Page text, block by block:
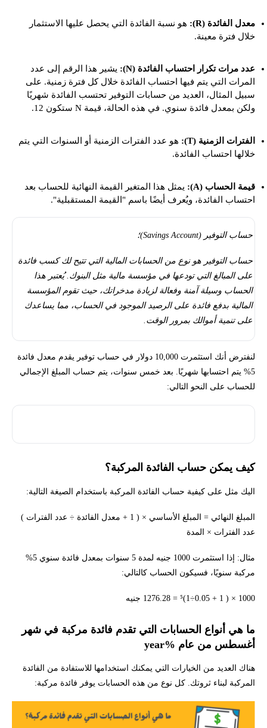
معدل الفائدة (R):
هو نسبة الفائدة التي يحصل عليها الاستثمار
خلال فترة معينة.
عدد مرات تكرار احتساب الفائدة (N):
يشير هذا الرقم إلى عدد
المرات التي يتم فيها احتساب الفائدة خلال كل فترة زمنية. على
سبيل المثال، العديد من حسابات التوفير تحتسب الفائدة شهريًا
ولكن بمعدل فائدة سنوي. في هذه الحالة، قيمة N ستكون 12.
الفترات الزمنية (T):
هو عدد الفترات الزمنية أو السنوات التي يتم
خلالها احتساب الفائدة.
قيمة الحساب (A):
يمثل هذا المتغير القيمة النهائية للحساب بعد
احتساب الفائدة، ويُعرف أيضًا باسم "القيمة المستقبلية".
حساب التوفير (Savings Account)؛
حساب التوفير هو نوع من الحسابات المالية التي تتيح لك كسب فائدة
على المبالغ التي تودعها في مؤسسة مالية مثل البنوك. يُعتبر هذا
الحساب وسيلة آمنة وفعالة لزيادة مدخراتك، حيث تقوم المؤسسة
المالية بدفع فائدة على الرصيد الموجود في الحساب، مما يساعدك
على تنمية أموالك بمرور الوقت.
لنفترض أنك استثمرت 10,000 دولار في حساب توفير يقدم معدل فائدة
5% يتم احتسابها شهريًا. بعد خمس سنوات، يتم حساب المبلغ الإجمالي
للحساب على النحو التالي:
كيف يمكن حساب الفائدة المركبة؟
اليك مثل على كيفية حساب الفائدة المركبة باستخدام الصيغة التالية:
المبلغ النهائي = المبلغ الأساسي × ( 1 + معدل الفائدة ÷ عدد الفترات )
عدد الفترات × المدة
مثال: إذا استثمرت 1000 جنيه لمدة 5 سنوات بمعدل فائدة سنوي 5%
مركبة سنويًا، فسيكون الحساب كالتالي:
1000 × ( 1 + 0.05÷1)⁵ = 1276.28 جنيه
ما هي أنواع الحسابات التي تقدم فائدة مركبة في شهر
أغسطس من عام %year
هناك العديد من الخيارات التي يمكنك استخدامها للاستفادة من الفائدة
المركبة لبناء ثروتك. كل نوع من هذه الحسابات يوفر فائدة مركبة: